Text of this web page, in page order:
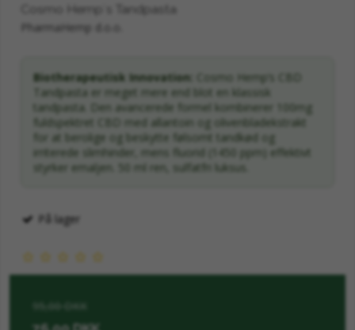
Cosmo Hemp´s Tandpasta
PharmaHemp d.o.o.
Biotherapeutisk Innovation:
Cosmo Hemp’s CBD
Tandpasta er meget mere end blot en klassisk
tandpasta. Den avancerede formel kombinerer 100mg
fuldspektret CBD med allantoin og olivenbladekstrakt
for at berolige og beskytte følsomt tandkød og
irriterede slimhinder, mens fluorid (1450 ppm) effektivt
styrker emaljen. 50 ml ren, sulfatfri luksus.
På lager
95,00 DKK